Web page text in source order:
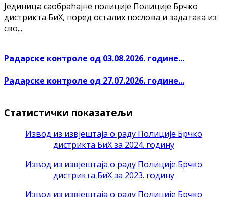
Јединица саобраћајне полиције Полиције Брчко
дистрикта БиХ, поред осталих послова и задатака из
сво...
Радарске контроле од 03.08.2026. године...
Радарске контроле од 27.07.2026. године...
Статистички показатељи
Извод из извјештаја о раду Полиције Брчко
дистрикта БиХ за 2024. годину
Извод из извјештаја о раду Полиције Брчко
дистрикта БиХ за 2023. годину
Извод из извјештаја о раду Полиције Брчко